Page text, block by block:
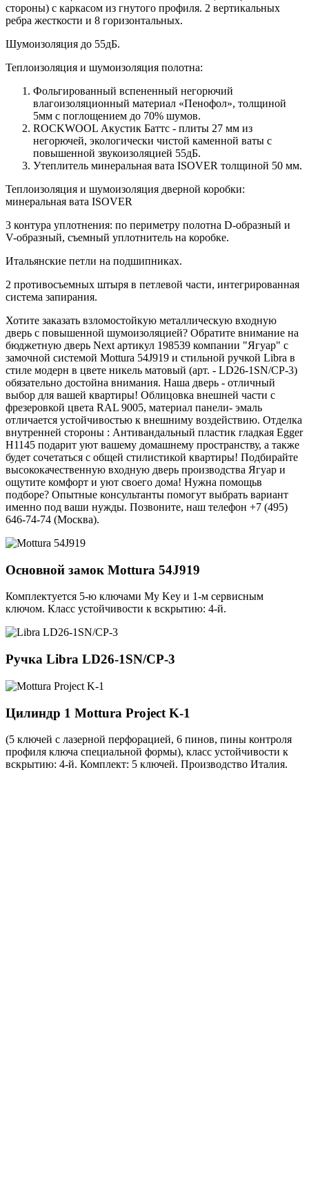
стороны) c каркасом из гнутого профиля. 2 вертикальных
ребра жесткости и 8 горизонтальных.
Шумоизоляция до 55дБ.
Теплоизоляция и шумоизоляция полотна:
Фольгированный вспененный негорючий
влагоизоляционный материал «Пенофол», толщиной
5мм с поглощением до 70% шумов.
ROCKWOOL Акустик Баттс - плиты 27 мм из
негорючей, экологически чистой каменной ваты с
повышенной звукоизоляцией 55дБ.
Утеплитель минеральная вата ISOVER толщиной 50 мм.
Теплоизоляция и шумоизоляция дверной коробки:
минеральная вата ISOVER
3 контура уплотнения: по периметру полотна D-образный и
V-образный, съемный уплотнитель на коробке.
Итальянские петли на подшипниках.
2 противосъемных штыря в петлевой части, интегрированная
система запирания.
Хотите заказать взломостойкую металлическую входную
дверь с повышенной шумоизоляцией? Обратите внимание на
бюджетную дверь Next артикул 198539 компании "Ягуар" с
замочной системой Mottura 54J919 и стильной ручкой Libra в
стиле модерн в цвете никель матовый (арт. - LD26-1SN/CP-3)
обязательно достойна внимания. Наша дверь - отличный
выбор для вашей квартиры! Облицовка внешней части с
фрезеровкой цвета RAL 9005, материал панели- эмаль
отличается устойчивостью к внешниму воздействию. Отделка
внутренней стороны : Антивандальный пластик гладкая Egger
H1145 подарит уют вашему домашнему пространству, а также
будет сочетаться с общей стилистикой квартиры! Подбирайте
высококачественную входную дверь производства Ягуар и
ощутите комфорт и уют своего дома! Нужна помощьв
подборе? Опытные консультанты помогут выбрать вариант
именно под ваши нужды. Позвоните, наш телефон +7 (495)
646-74-74 (Москва).
Основной замок Mottura 54J919
Комплектуется 5-ю ключами My Key и 1-м сервисным
ключом. Класс устойчивости к вскрытию: 4-й.
Ручка Libra LD26-1SN/CP-3
Цилиндр 1 Mottura Project K-1
(5 ключей с лазерной перфорацией, 6 пинов, пины контроля
профиля ключа специальной формы), класс устойчивости к
вскрытию: 4-й. Комплект: 5 ключей. Производство Италия.